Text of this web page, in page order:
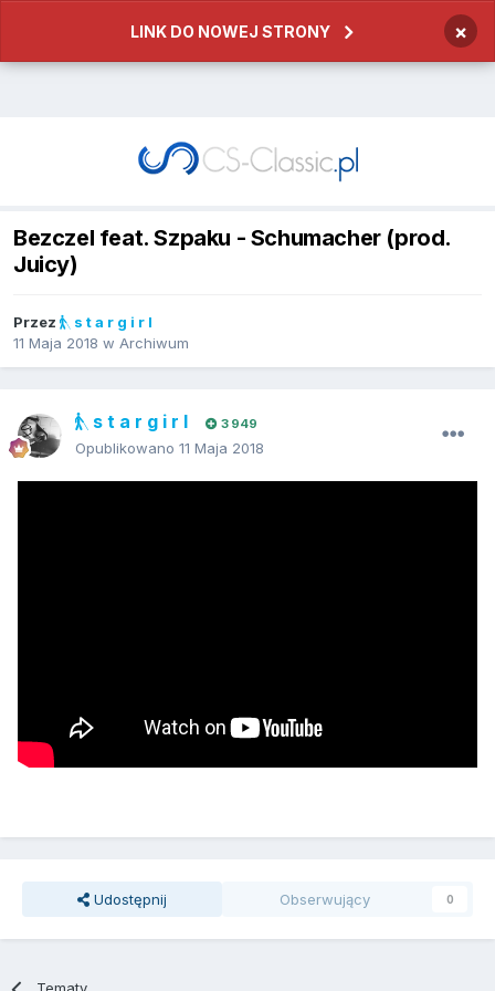
LINK DO NOWEJ STRONY ×
Bezczel feat. Szpaku - Schumacher (prod.
Juicy)
Przez
s t a r g i r l
11 Maja 2018 w Archiwum
s t a r g i r l 3 949
Opublikowano 11 Maja 2018
Udostępnij Obserwujący 0